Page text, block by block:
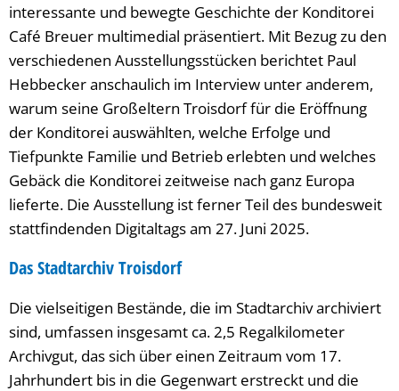
interessante und bewegte Geschichte der Konditorei
Café Breuer multimedial präsentiert. Mit Bezug zu den
verschiedenen Ausstellungsstücken berichtet Paul
Hebbecker anschaulich im Interview unter anderem,
warum seine Großeltern Troisdorf für die Eröffnung
der Konditorei auswählten, welche Erfolge und
Tiefpunkte Familie und Betrieb erlebten und welches
Gebäck die Konditorei zeitweise nach ganz Europa
lieferte. Die Ausstellung ist ferner Teil des bundesweit
stattfindenden Digitaltags am 27. Juni 2025.
Das Stadtarchiv Troisdorf
Die vielseitigen Bestände, die im Stadtarchiv archiviert
sind, umfassen insgesamt ca. 2,5 Regalkilometer
Archivgut, das sich über einen Zeitraum vom 17.
Jahrhundert bis in die Gegenwart erstreckt und die